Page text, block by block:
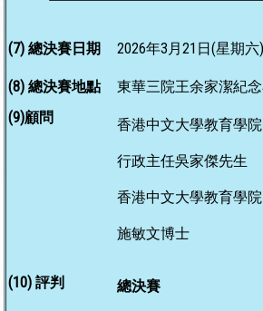
(7) 總決賽日期 2026年3月21日(星期
(8) 總決賽地點
東華三院王余家潔紀
(9)顧問
香港中文大學教育學
行政主任吳家傑先生
香港中文大學教育學
施敏文博士
(10) 評判 總決賽